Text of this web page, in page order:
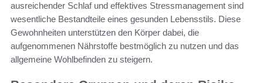
ausreichender Schlaf und effektives Stressmanagement sind
wesentliche Bestandteile eines gesunden Lebensstils. Diese
Gewohnheiten unterstützen den Körper dabei, die
aufgenommenen Nährstoffe bestmöglich zu nutzen und das
allgemeine Wohlbefinden zu steigern.